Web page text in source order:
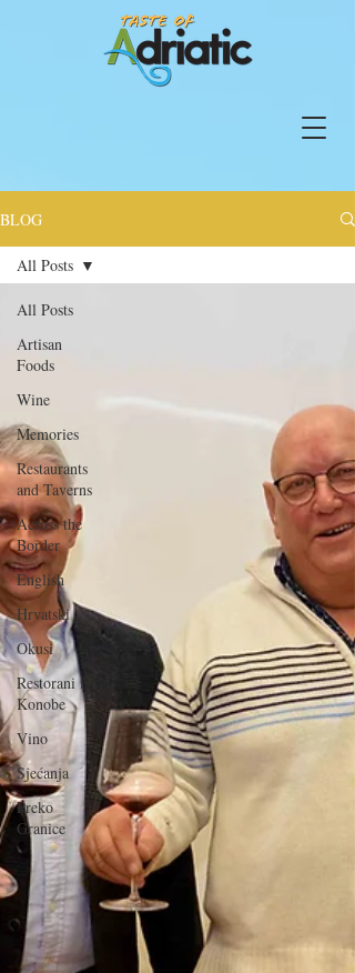
BLOG
All Posts
Artisan
Foods
Wine
Memories
Restaurants
and Taverns
Across the
Border
English
Hrvatski
Okusi
Restorani i
Konobe
Vino
Sjećanja
Preko
Granice
All Posts